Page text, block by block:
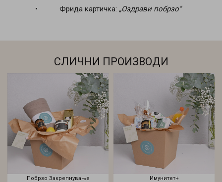
• Фрида картичка: „Оздрави побрзо"
СЛИЧНИ ПРОИЗВОДИ
Побрзо Закрепнување Имунитет+